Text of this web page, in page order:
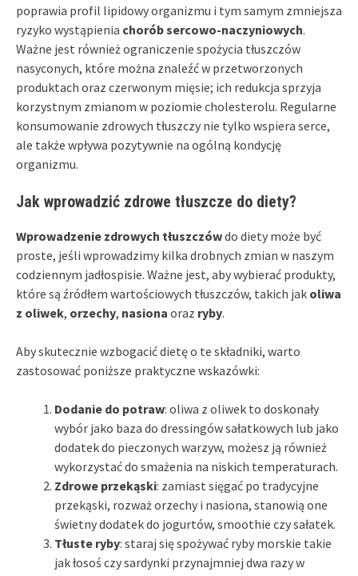
poprawia profil lipidowy organizmu i tym samym zmniejsza
ryzyko wystąpienia chorób sercowo-naczyniowych.
Ważne jest również ograniczenie spożycia tłuszczów
nasyconych, które można znaleźć w przetworzonych
produktach oraz czerwonym mięsie; ich redukcja sprzyja
korzystnym zmianom w poziomie cholesterolu. Regularne
konsumowanie zdrowych tłuszczy nie tylko wspiera serce,
ale także wpływa pozytywnie na ogólną kondycję
organizmu.
Jak wprowadzić zdrowe tłuszcze do diety?
Wprowadzenie zdrowych tłuszczówdo diety może być
proste, jeśli wprowadzimy kilka drobnych zmian w naszym
codziennym jadłospisie. Ważne jest, aby wybierać produkty,
które są źródłem wartościowych tłuszczów, takich jak oliwa
z oliwek, orzechy, nasiona oraz ryby.
Aby skutecznie wzbogacić dietę o te składniki, warto
zastosować poniższe praktyczne wskazówki:
Dodanie do potraw: oliwa z oliwek to doskonały
wybór jako baza do dressingów sałatkowych lub jako
dodatek do pieczonych warzyw, możesz ją również
wykorzystać do smażenia na niskich temperaturach.
Zdrowe przekąski: zamiast sięgać po tradycyjne
przekąski, rozważ orzechy i nasiona, stanowią one
świetny dodatek do jogurtów, smoothie czy sałatek.
Tłuste ryby: staraj się spożywać ryby morskie takie
jak łosoś czy sardynki przynajmniej dwa razy w